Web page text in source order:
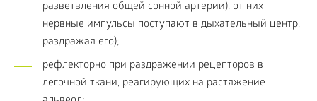
разветвления общей сонной артерии), от них
нервные импульсы поступают в дыхательный центр,
раздражая его);
рефлекторно при раздражении рецепторов в
легочной ткани, реагирующих на растяжение